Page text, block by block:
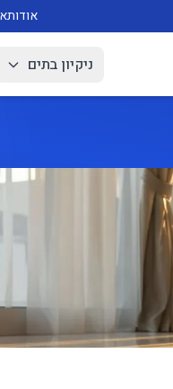
אודות
ניקיון בתים